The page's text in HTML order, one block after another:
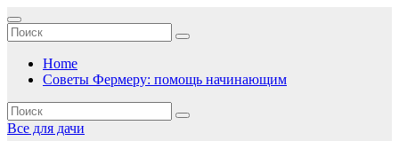
Перейти
к
содержимому
Home
Советы Фермеру: помощь начинающим
Все для дачи